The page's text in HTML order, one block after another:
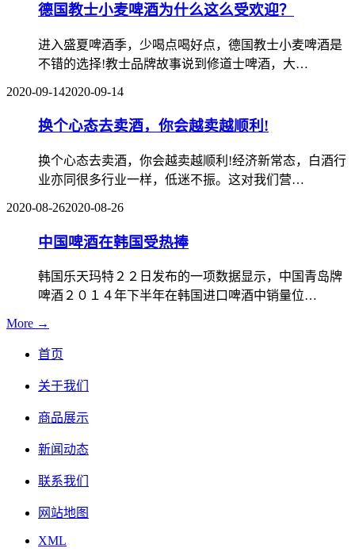
德国教士小麦啤酒为什么这么受欢迎？
进入盛夏啤酒季，少喝点喝好点，德国教士小麦啤酒是
不错的选择!教士品牌故事说到修道士啤酒，大…
2020-09-142020-09-14
换个心态去卖酒，你会越卖越顺利!
换个心态去卖酒，你会越卖越顺利!经济新常态，白酒行
业亦同很多行业一样，低迷不振。这对我们营…
2020-08-262020-08-26
中国啤酒在韩国受热捧
韩国乐天玛特２２日发布的一项数据显示，中国青岛牌
啤酒２０１４年下半年在韩国进口啤酒中销量位…
More →
首页
关于我们
商品展示
新闻动态
联系我们
网站地图
XML